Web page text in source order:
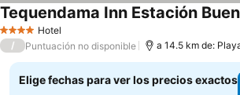
4 EstrellasHotel
Tequendama Inn Estación
/ Puntuación no disponible a 14.5 km de:
Elige fechas para ver los precios exactos